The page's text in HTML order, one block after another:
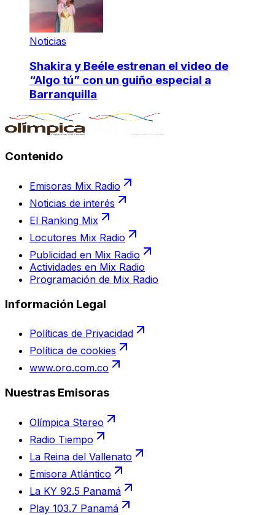
Noticias
Shakira y Beéle estrenan el video de
“Algo tú” con un guiño especial a
Barranquilla
Contenido
Emisoras Mix Radio
Noticias de interés
El Ranking Mix
Locutores Mix Radio
Publicidad en Mix Radio
Actividades en Mix Radio
Programación de Mix Radio
Información Legal
Políticas de Privacidad
Política de cookies
www.oro.com.co
Nuestras Emisoras
Olímpica Stereo
Radio Tiempo
La Reina del Vallenato
Emisora Atlántico
La KY 92.5 Panamá
Play 103.7 Panamá